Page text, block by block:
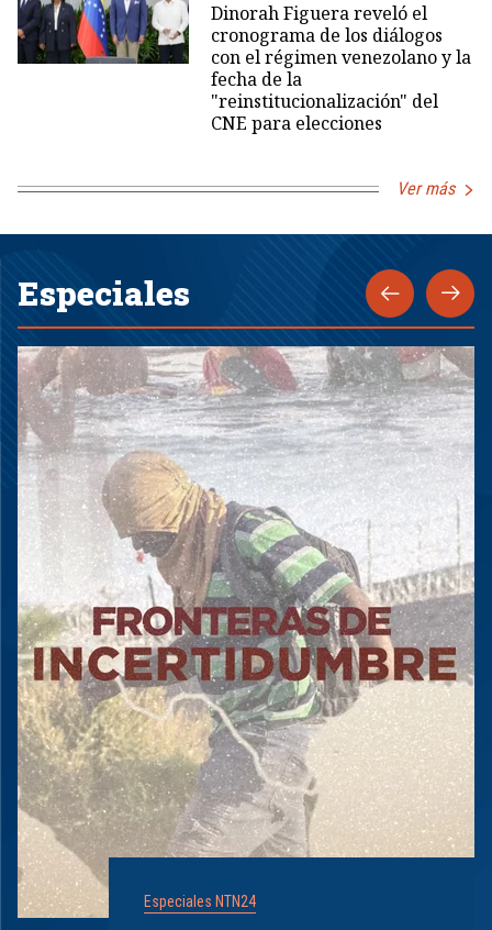
Dinorah Figuera reveló el
cronograma de los diálogos
con el régimen venezolano y la
fecha de la
"reinstitucionalización" del
CNE para elecciones
Ver más
Especiales
Especiales NTN24